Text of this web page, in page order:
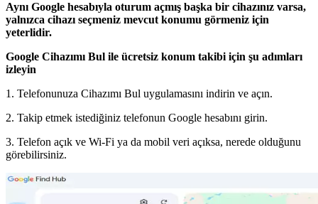
Aynı Google hesabıyla oturum açmış başka bir cihazınız varsa,
yalnızca cihazı seçmeniz mevcut konumu görmeniz için
yeterlidir.
Google Cihazımı Bul ile ücretsiz konum takibi için şu adımları
izleyin
1. Telefonunuza Cihazımı Bul uygulamasını indirin ve açın.
2. Takip etmek istediğiniz telefonun Google hesabını girin.
3. Telefon açık ve Wi-Fi ya da mobil veri açıksa, nerede olduğunu
görebilirsiniz.